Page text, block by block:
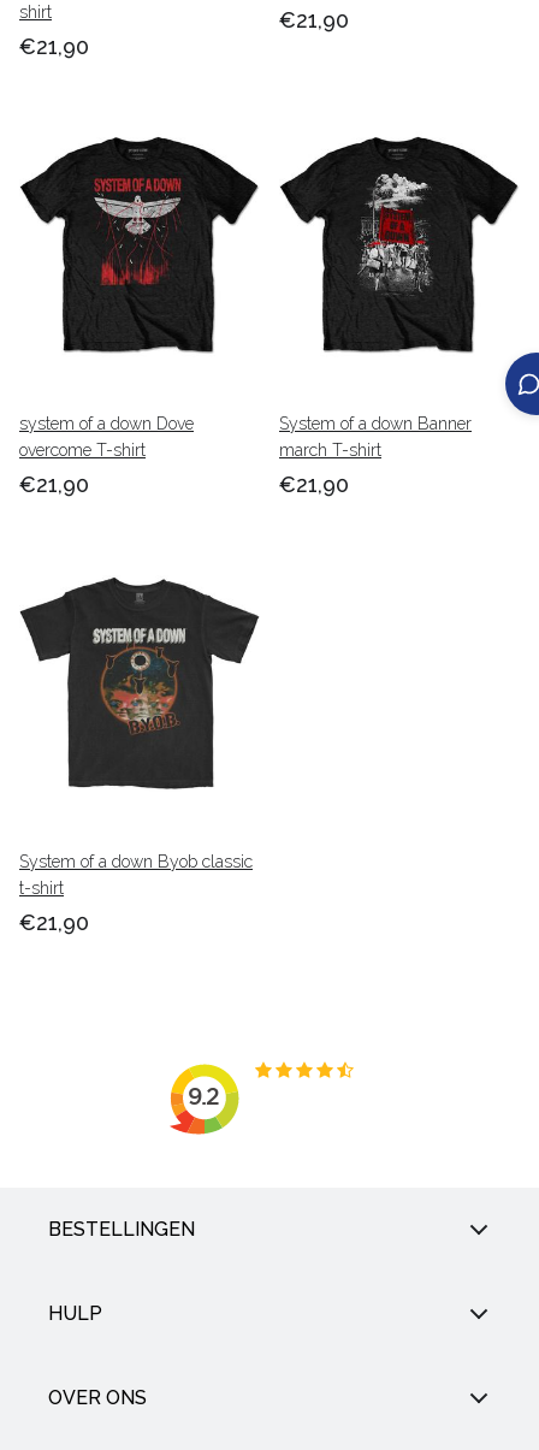
shirt
€21,90
€21,90
system of a down Dove
overcome T-shirt
€21,90
System of a down Banner
march T-shirt
€21,90
System of a down Byob classic
t-shirt
€21,90
BESTELLINGEN
HULP
OVER ONS